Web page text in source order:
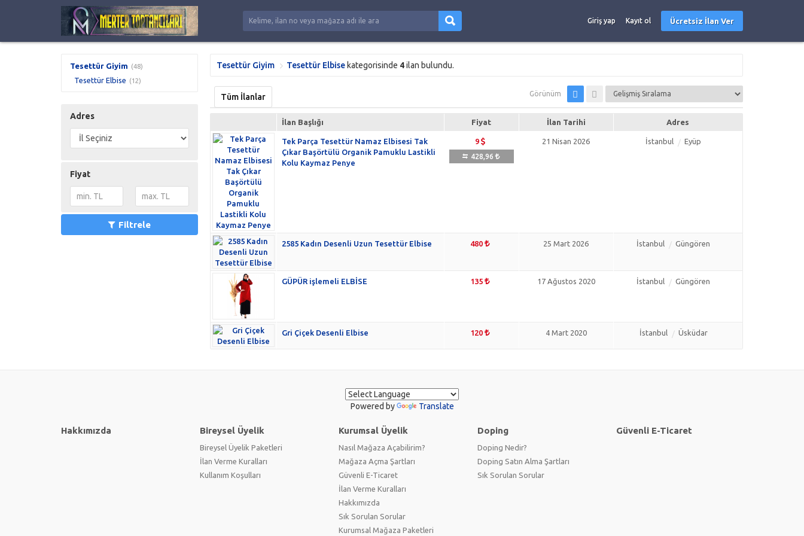
Giriş yap Kayıt ol Ücretsiz İlan Ver
Tesettür Giyim (48)
Tesettür Elbise (12)
Adres
Fiyat
Filtrele
Tesettür Giyim Tesettür Elbise kategorisinde 4ilan bulundu.
Tüm İlanlar Görünüm
İlan Başlığı Fiyat İlan Tarihi Adres
Tek Parça Tesettür Namaz Elbisesi Tak
Çıkar Başörtülü Organik Pamuklu Lastikli
Kolu Kaymaz Penye
9
428,96
21 Nisan 2026 İstanbul Eyüp
2585 Kadın Desenli Uzun Tesettür Elbise 480 25 Mart 2026 İstanbul Güngören
GÜPÜR işlemeli ELBİSE 135 17 Ağustos 2020 İstanbul Güngören
Gri Çiçek Desenli Elbise 120 4 Mart 2020 İstanbul Üsküdar
Powered by Translate
Hakkımızda Bireysel Üyelik
Bireysel Üyelik Paketleri
İlan Verme Kuralları
Kullanım Koşulları
Kurumsal Üyelik
Nasıl Mağaza Açabilirim?
Mağaza Açma Şartları
Güvenli E-Ticaret
İlan Verme Kuralları
Hakkımızda
Sık Sorulan Sorular
Kurumsal Mağaza Paketleri
Doping
Doping Nedir?
Doping Satın Alma Şartları
Sık Sorulan Sorular
Güvenli E-Ticaret